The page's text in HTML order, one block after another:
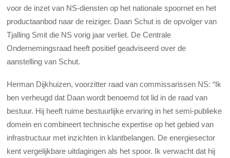
voor de inzet van NS-diensten op het nationale spoornet en het
productaanbod naar de reiziger. Daan Schut is de opvolger van
Tjalling Smit die NS vorig jaar verliet. De Centrale
Ondernemingsraad heeft positief geadviseerd over de
aanstelling van Schut.
Herman Dijkhuizen, voorzitter raad van commissarissen NS: “Ik
ben verheugd dat Daan wordt benoemd tot lid in de raad van
bestuur. Hij heeft ruime bestuurlijke ervaring in het semi-publieke
domein en combineert technische expertise op het gebied van
infrastructuur met inzichten in klantbelangen. De energiesector
kent vergelijkbare uitdagingen als het spoor. Ik verwacht dat hij